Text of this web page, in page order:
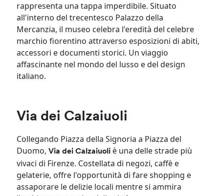
rappresenta una tappa imperdibile. Situato
all'interno del trecentesco Palazzo della
Mercanzia, il museo celebra l'eredità del celebre
marchio fiorentino attraverso esposizioni di abiti,
accessori e documenti storici. Un viaggio
affascinante nel mondo del lusso e del design
italiano.
Via dei Calzaiuoli
Collegando Piazza della Signoria a Piazza del
Duomo,Via dei Calzaiuoli è una delle strade più
vivaci di Firenze. Costellata di negozi, caffè e
gelaterie, offre l'opportunità di fare shopping e
assaporare le delizie locali mentre si ammira